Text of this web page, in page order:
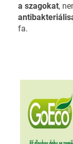
a szagokat,
fa.